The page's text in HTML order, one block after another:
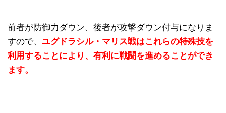
前者が防御力ダウン、後者が攻撃ダウン付与になりま
すので、 ユグドラシル・マリス戦はこれらの特殊技を
利用することにより、有利に戦闘を進めることができ
ます。